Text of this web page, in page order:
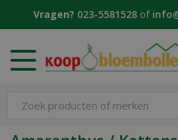
Vragen? 023-5581528 of